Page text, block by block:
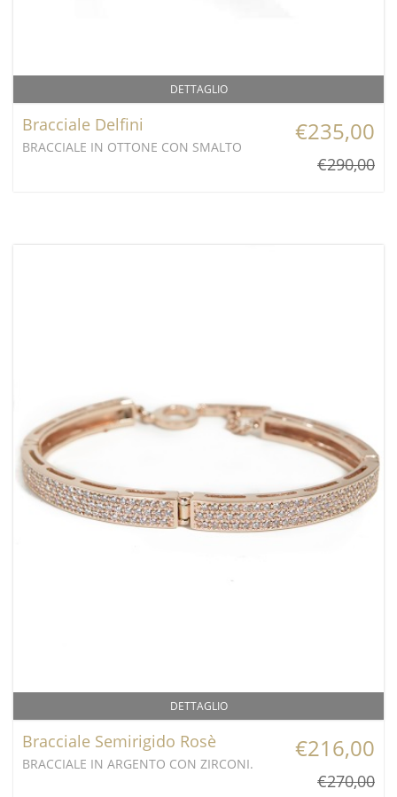
DETTAGLIO
Bracciale Delfini
BRACCIALE IN OTTONE CON SMALTO
€235,00
€290,00
DETTAGLIO
Bracciale Semirigido Rosè
BRACCIALE IN ARGENTO CON ZIRCONI.
€216,00
€270,00